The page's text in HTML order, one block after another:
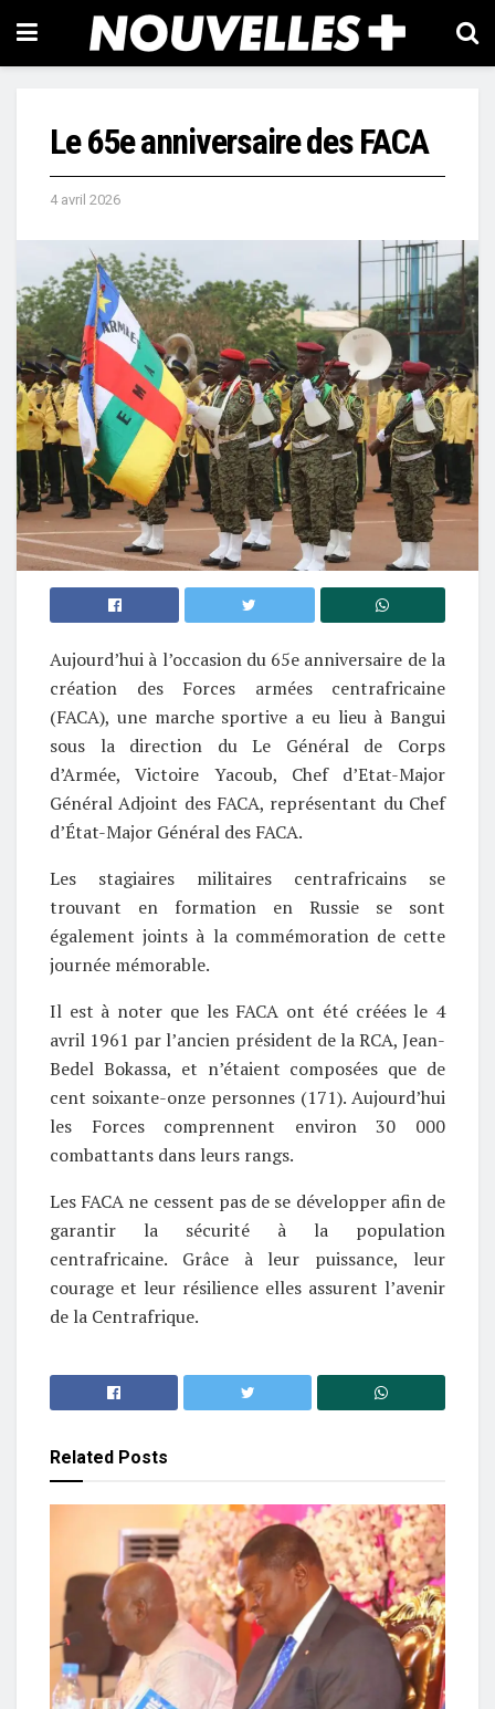
Le 65e anniversaire des FACA
4 avril 2026
Aujourd’hui à l’occasion du 65e anniversaire de la
création des Forces armées centrafricaine
(FACA), une marche sportive a eu lieu à Bangui
sous la direction du Le Général de Corps
d’Armée, Victoire Yacoub, Chef d’Etat-Major
Général Adjoint des FACA, représentant du Chef
d’État-Major Général des FACA.
Les stagiaires militaires centrafricains se
trouvant en formation en Russie se sont
également joints à la commémoration de cette
journée mémorable.
Il est à noter que les FACA ont été créées le 4
avril 1961 par l’ancien président de la RCA, Jean-
Bedel Bokassa, et n’étaient composées que de
cent soixante-onze personnes (171). Aujourd’hui
les Forces comprennent environ 30 000
combattants dans leurs rangs.
Les FACA ne cessent pas de se développer afin de
garantir la sécurité à la population
centrafricaine. Grâce à leur puissance, leur
courage et leur résilience elles assurent l’avenir
de la Centrafrique.
Related Posts